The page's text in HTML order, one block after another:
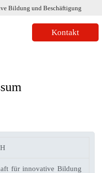
Bildung und Beschäftigung
Kontakt
für innovative Bildung